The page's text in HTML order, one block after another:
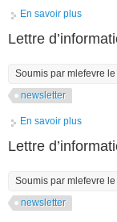
En savoir plus
Lettre
Soumis par mlefevre le
newsletter
En savoir plus
Lettre
Soumis par mlefevre le
newsletter